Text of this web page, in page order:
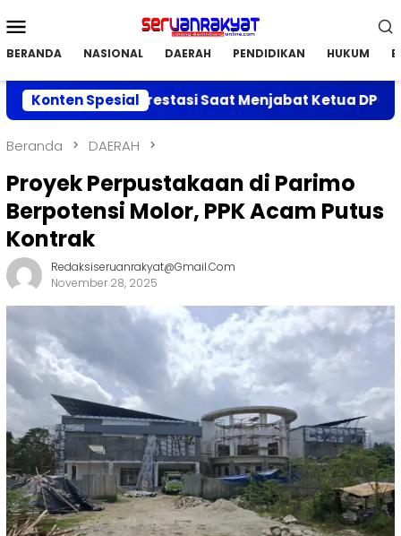
ke
Mobile
BERANDA NASIONAL DAERAH PENDIDIKAN HUKUM
Konten Spesial
Prestasi Saat Menjabat Ketua DPC APRI Parimo
Beranda DAERAH
Proyek Perpustakaan di Parimo
Berpotensi Molor, PPK Acam Putus
Kontrak
Redaksiseruanrakyat@gmail.com
November 28, 2025